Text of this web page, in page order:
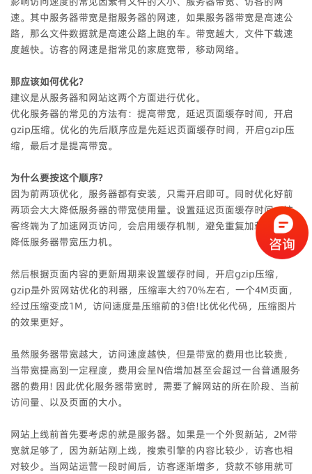
速。其中服务器带宽是指服务器的网速，如果服务器带宽是高速公
路，那么文件数据就是高速公路上跑的车。带宽越大，文件下载速
度越快。访客的网速是指常见的家庭宽带，移动网络。
那应该如何优化?
建议是从服务器和网站这两个方面进行优化。
优化服务器的常见的方法有：提高带宽，延迟页面缓存时间，开启
gzip压缩。优化的先后顺序应是先延迟页面缓存时间，开启gzip压
缩，最后才是提高带宽。
为什么要按这个顺序?
因为前两项优化，服务器都有安装，只需开启即可。同时优化好前
两项会大大降低服务器的带宽使用量。设置延迟页面缓存时间，访
客终端为了加速网页访问，会启用缓存机制，避免重复加载，同时
降低服务器带宽压力机。
然后根据页面内容的更新周期来设置缓存时间，开启gzip压缩，
gzip是外贸网站优化的利器，压缩率大约70%左右，一个4M页面，
经过压缩变成1M，访问速度是压缩前的3倍!比优化代码，压缩图片
的效果更好。
虽然服务器带宽越大，访问速度越快，但是带宽的费用也比较贵，
当带宽提高到一定程度，费用会呈N倍增加甚至会超过一台普通服务
器的费用! 因此优化服务器带宽时，需要了解网站的所在阶段、当前
访问量、以及页面的大小。
网站上线前首先要考虑的就是服务器。如果是一个外贸新站，2M带
宽就足够了，因为新站刚上线，搜索引擎的内容比较少，访客也相
对较少。当网站运营一段时间后，访客逐渐增多，贷款不够用就可